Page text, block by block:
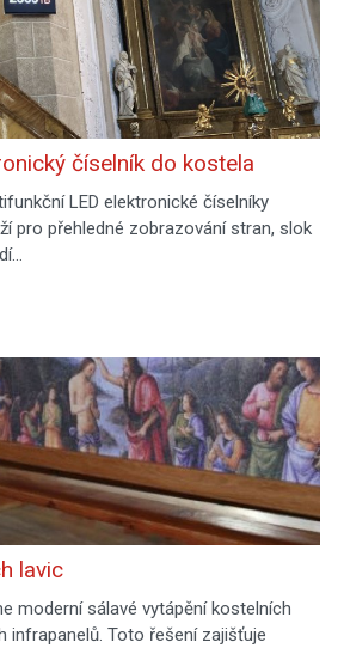
číselník do kostela
LED elektronické číselníky
pro přehledné zobrazování stran, slok
lavic
moderní sálavé vytápění kostelních
infrapanelů. Toto řešení zajišťuje